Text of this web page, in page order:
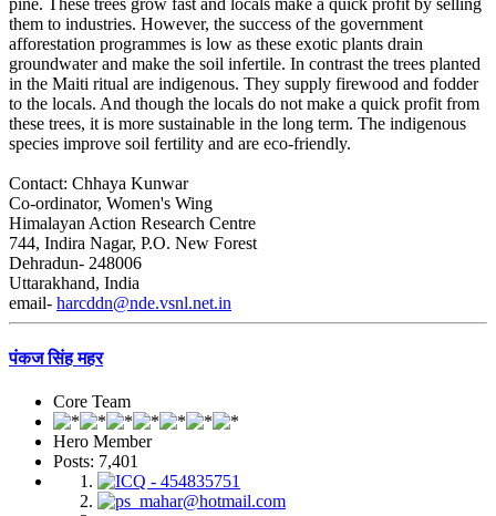
pine. These trees grow fast and locals make a quick profit by selling
them to industries. However, the success of the government
afforestation programmes is low as these exotic plants drain
groundwater and make the soil infertile. In contrast the trees planted
in the Maiti ritual are indigenous. They supply firewood and fodder
to the locals. And though the locals do not make a quick profit from
these trees, it is more sustainable in the long term. The indigenous
species improve soil fertility and are eco-friendly.
Contact: Chhaya Kunwar
Co-ordinator, Women's Wing
Himalayan Action Research Centre
744, Indira Nagar, P.O. New Forest
Dehradun- 248006
Uttarakhand, India
email- harcddn@nde.vsnl.net.in
पंकज सिंह महर
Core Team
Hero Member
Posts: 7,401